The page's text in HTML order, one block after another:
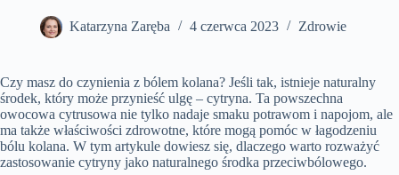
Katarzyna Zaręba 4 czerwca 2023 Zdrowie
Czy masz do czynienia z bólem kolana? Jeśli tak, istnieje naturalny
środek, który może przynieść ulgę – cytryna. Ta powszechna
owocowa cytrusowa nie tylko nadaje smaku potrawom i napojom, ale
ma także właściwości zdrowotne, które mogą pomóc w łagodzeniu
bólu kolana. W tym artykule dowiesz się, dlaczego warto rozważyć
zastosowanie cytryny jako naturalnego środka przeciwbólowego.